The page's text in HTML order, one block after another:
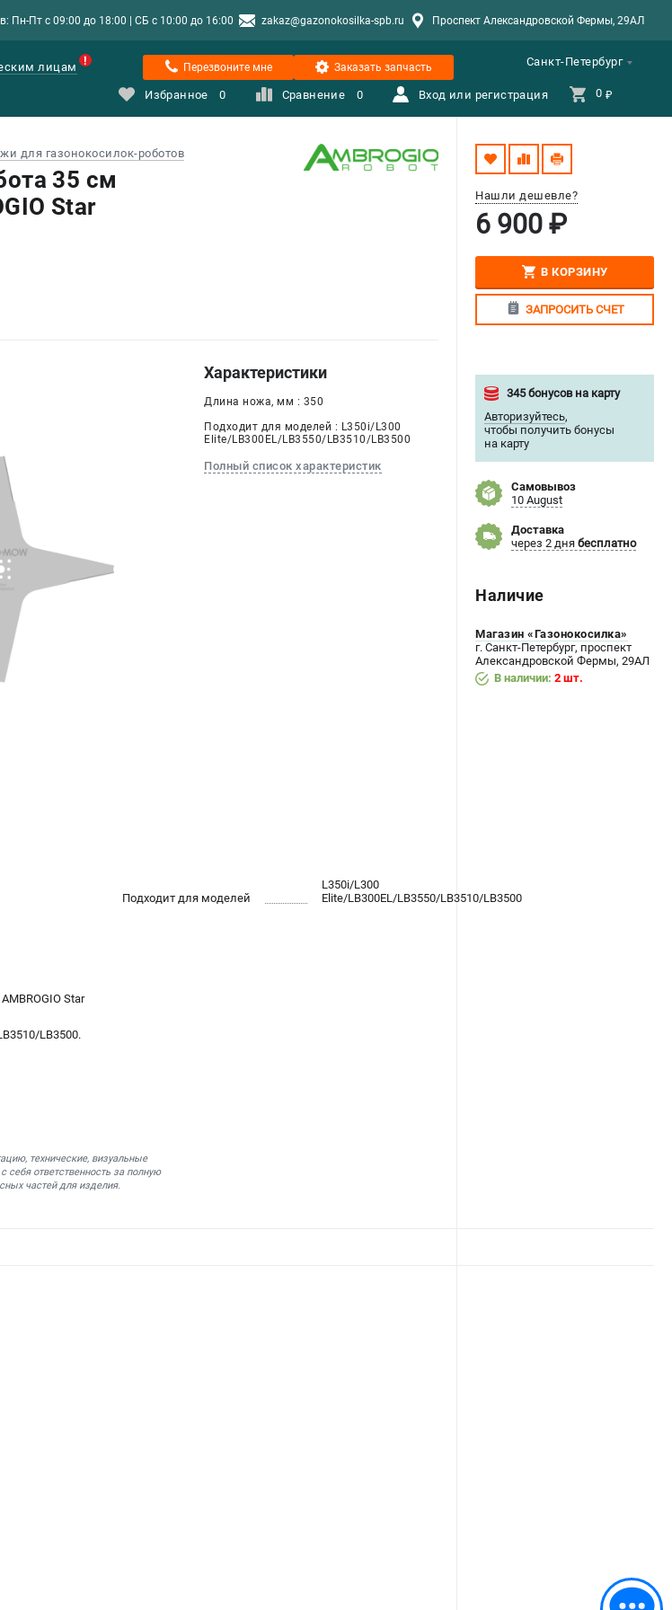
Пн-Пт с 09:00 до 18:00 | СБ с 10:00 до 16:00 zakaz@gazonokosilka-spb.ru Проспект Александровской Фермы, 29АЛ
Санкт-Петербург
лицам Перезвоните мне Заказать запчасть
Избранное 0 Сравнение 0 Вход или регистрация 0 ₽
для газонокосилок-роботов
35 см
Star
Нашли дешевле?
6 900 ₽
В КОРЗИНУ
ЗАПРОСИТЬ СЧЕТ
345 бонусов на карту
Авторизуйтесь,
чтобы получить бонусы
на карту
Самовывоз
10 August
Доставка
через 2 дня бесплатно
Наличие
Магазин «Газонокосилка»
г. Санкт-Петербург, проспект
Александровской Фермы, 29АЛ
В наличии: 2 шт.
Характеристики
Длина ножа, мм : 350
Подходит для моделей : L350i/L300
Elite/LB300EL/LB3550/LB3510/LB3500
Полный список характеристик
Подходит для моделей
L350i/L300
Elite/LB300EL/LB3550/LB3510/LB3500
Star
LB3500.
технические, визуальные
себя ответственность за полную
частей для изделия.